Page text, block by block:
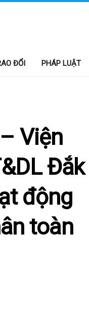
ĐỔI PHÁP LUẬT
Viện
Đắk
động
toàn